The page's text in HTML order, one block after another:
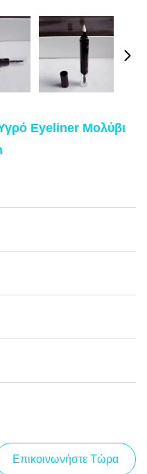
Eyeliner Μολύβι
Επικοινωνήστε Τώρα